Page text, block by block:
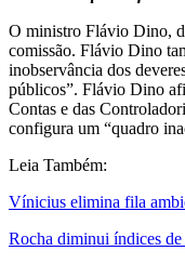
O ministro Flávio Dino,
comissão. Flávio Dino
inobservância dos
públicos”. Flávio Dino
Contas e das
configura um “quadro
Leia Também:
Vínicius elimina fila
Rocha diminui índices de